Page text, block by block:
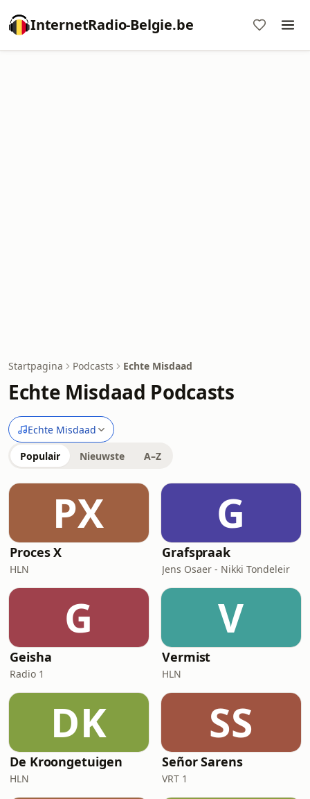
InternetRadio-Belgie.be
Startpagina Podcasts Echte Misdaad
Echte Misdaad Podcasts
Echte Misdaad
Populair Nieuwste A–Z
PX
Proces X
HLN
G
Grafspraak
Jens Osaer - Nikki Tondeleir
G
Geisha
Radio 1
V
Vermist
HLN
DK
De Kroongetuigen
HLN
SS
Señor Sarens
VRT 1